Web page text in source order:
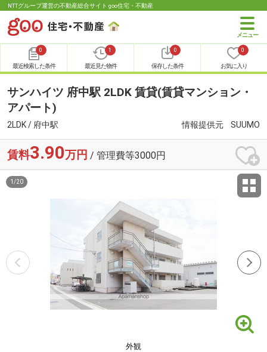
NTTグループ運営の不動産総合サイト goo住宅・不動産
0
最近検索した条件
1
最近見た物件
0
保存した条件
0
お気に入り
サンハイツ 府中駅 2LDK 賃貸(賃貸マンション・
アパート)
2LDK / 府中駅 情報提供元 SUUMO
賃料3.90万円 / 管理費等3000円
外観
1 /20